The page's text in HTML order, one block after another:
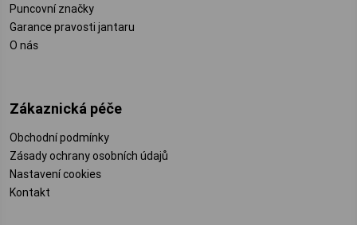
Puncovní značky
Garance pravosti jantaru
O nás
Zákaznická péče
Obchodní podmínky
Zásady ochrany osobních údajů
Nastavení cookies
Kontakt